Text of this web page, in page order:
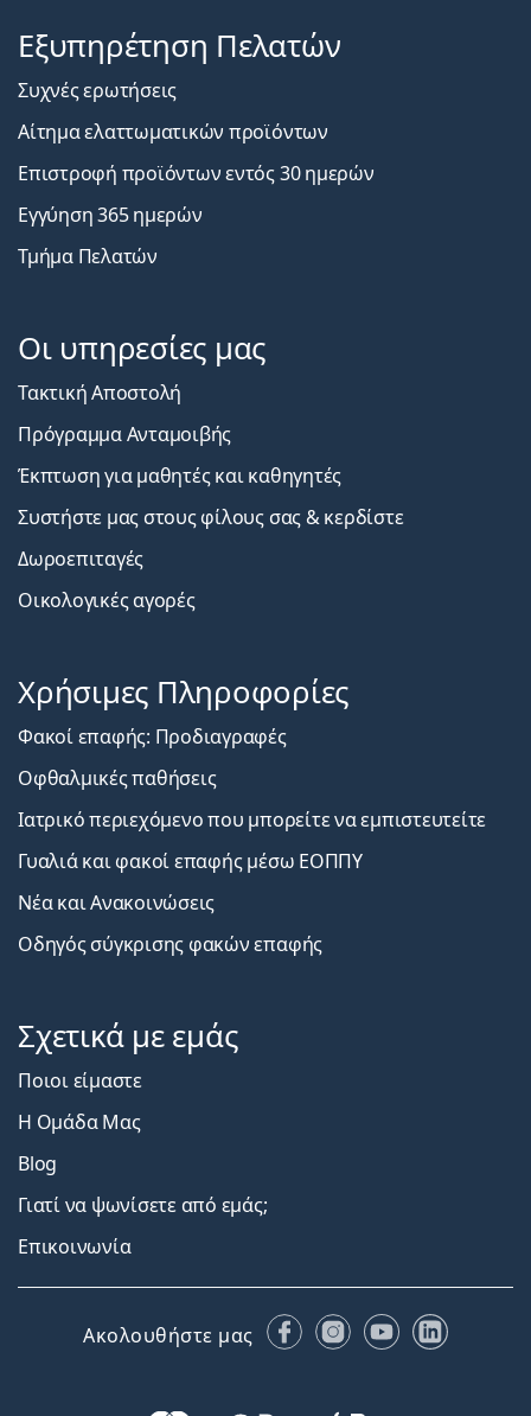
Εξυπηρέτηση Πελατών
Συχνές ερωτήσεις
Αίτημα ελαττωματικών προϊόντων
Επιστροφή προϊόντων εντός 30 ημερών
Εγγύηση 365 ημερών
Τμήμα Πελατών
Οι υπηρεσίες μας
Τακτική Αποστολή
Πρόγραμμα Ανταμοιβής
Έκπτωση για μαθητές και καθηγητές
Συστήστε μας στους φίλους σας & κερδίστε
Δωροεπιταγές
Οικολογικές αγορές
Χρήσιμες Πληροφορίες
Φακοί επαφής: Προδιαγραφές
Οφθαλμικές παθήσεις
Ιατρικό περιεχόμενο που μπορείτε να εμπιστευτείτε
Γυαλιά και φακοί επαφής μέσω ΕΟΠΠΥ
Νέα και Ανακοινώσεις
Οδηγός σύγκρισης φακών επαφής
Σχετικά με εμάς
Ποιοι είμαστε
Η Ομάδα Μας
Blog
Γιατί να ψωνίσετε από εμάς;
Επικοινωνία
Ακολουθήστε μας FacebookInstagram
YouTubeLinkedIn